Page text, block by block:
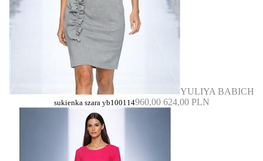
YULIYA BABICH
sukienka szara yb100114960,00 624,00 PLN